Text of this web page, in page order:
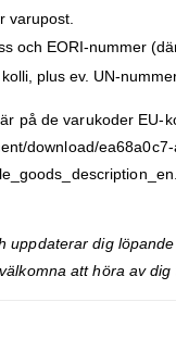
varupost.
och EORI-nummer
plus ev. UN-
på de varukoder EU-
download/
uppdaterar dig
att höra av